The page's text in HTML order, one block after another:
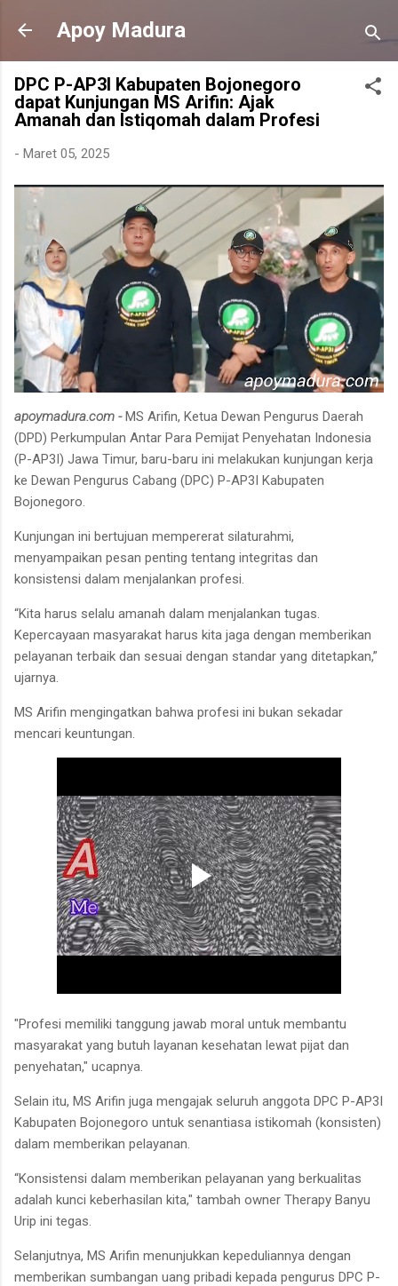
Langsung ke konten utama
Apoy Madura
DPC P-AP3I Kabupaten Bojonegoro
dapat Kunjungan MS Arifin: Ajak
Amanah dan Istiqomah dalam Profesi
- Maret 05, 2025
apoymadura.com -MS Arifin, Ketua Dewan Pengurus Daerah
(DPD) Perkumpulan Antar Para Pemijat Penyehatan Indonesia
(P-AP3I) Jawa Timur, baru-baru ini melakukan kunjungan kerja
ke Dewan Pengurus Cabang (DPC) P-AP3I Kabupaten
Bojonegoro.
Kunjungan ini bertujuan mempererat silaturahmi,
menyampaikan pesan penting tentang integritas dan
konsistensi dalam menjalankan profesi.
“Kita harus selalu amanah dalam menjalankan tugas.
Kepercayaan masyarakat harus kita jaga dengan memberikan
pelayanan terbaik dan sesuai dengan standar yang ditetapkan,”
ujarnya.
MS Arifin mengingatkan bahwa profesi ini bukan sekadar
mencari keuntungan.
"Profesi memiliki tanggung jawab moral untuk membantu
masyarakat yang butuh layanan kesehatan lewat pijat dan
penyehatan," ucapnya.
Selain itu, MS Arifin juga mengajak seluruh anggota DPC P-AP3I
Kabupaten Bojonegoro untuk senantiasa istikomah (konsisten)
dalam memberikan pelayanan.
“Konsistensi dalam memberikan pelayanan yang berkualitas
adalah kunci keberhasilan kita," tambah owner Therapy Banyu
Urip ini tegas.
Selanjutnya, MS Arifin menunjukkan kepeduliannya dengan
memberikan sumbangan uang pribadi kepada pengurus DPC P-